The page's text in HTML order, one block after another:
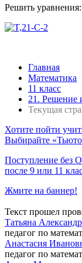
Решить уравнения:
Главная
Математика
11 класс
21. Решение
Текущая
Хотите пойти
Выбирайте
Поступление без
после 9 или 11
Жмите на баннер!
Текст прошел
Татьяна
педагог по
Анастасия
педагог по